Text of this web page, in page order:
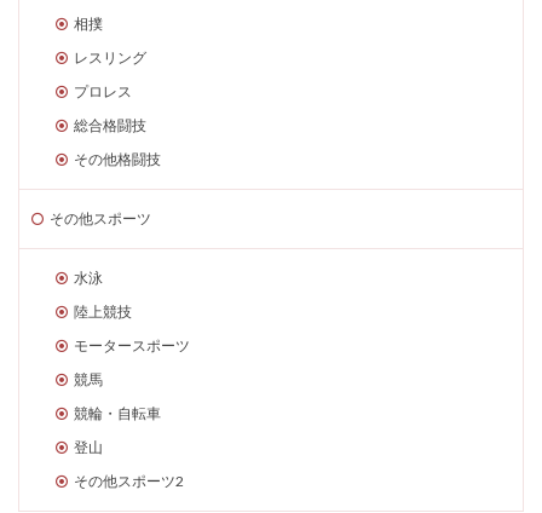
相撲
レスリング
プロレス
総合格闘技
その他格闘技
その他スポーツ
水泳
陸上競技
モータースポーツ
競馬
競輪・自転車
登山
その他スポーツ2